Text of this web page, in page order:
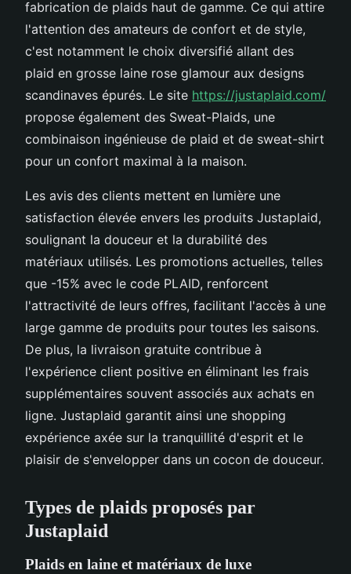
fabrication de plaids haut de gamme. Ce qui attire
l'attention des amateurs de confort et de style,
c'est notamment le choix diversifié allant des
plaid en grosse laine rose glamour aux designs
scandinaves épurés. Le site https://justaplaid.com/
propose également des Sweat-Plaids, une
combinaison ingénieuse de plaid et de sweat-shirt
pour un confort maximal à la maison.
Les avis des clients mettent en lumière une
satisfaction élevée envers les produits Justaplaid,
soulignant la douceur et la durabilité des
matériaux utilisés. Les promotions actuelles, telles
que -15% avec le code PLAID, renforcent
l'attractivité de leurs offres, facilitant l'accès à une
large gamme de produits pour toutes les saisons.
De plus, la livraison gratuite contribue à
l'expérience client positive en éliminant les frais
supplémentaires souvent associés aux achats en
ligne. Justaplaid garantit ainsi une shopping
expérience axée sur la tranquillité d'esprit et le
plaisir de s'envelopper dans un cocon de douceur.
Types de plaids proposés par
Justaplaid
Plaids en laine et matériaux de luxe